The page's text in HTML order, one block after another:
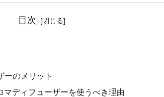
目次
ーのメリット
マディフューザーを使うべき理由